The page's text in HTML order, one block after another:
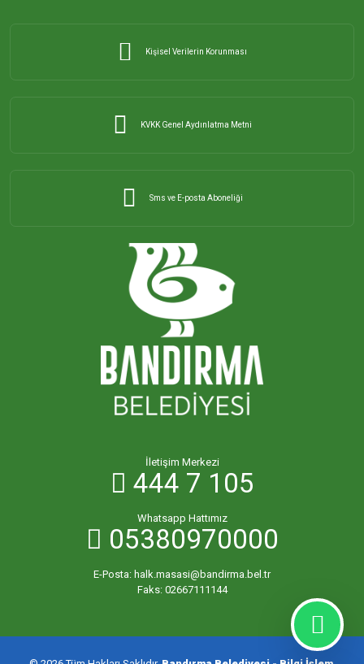
PAŞABAYIR MAHALLESİ
PAŞAMESCİT MAHALLESİ
SUNULLAH MAHALLESİ
ŞİRİNÇAVUŞ MAHALLESİ
YENİ MAHALLESİ
YENİYENİCE MAHALLESİ
YENİZİRAATLİ MAHALLESİ
YEŞİLÇOMLU MAHALLESİ
Kişisel Verilerin Korunması
KVKK Genel Aydınlatma Metni
Sms ve E-posta Aboneliği
İletişim Merkezi
444 7 105
Whatsapp Hattımız
05380970000
E-Posta: halk.masasi@bandirma.bel.tr
Faks: 02667111144